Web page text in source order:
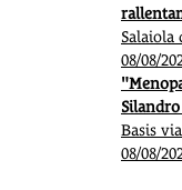
Salaiola
08/08/
Basis
08/08/